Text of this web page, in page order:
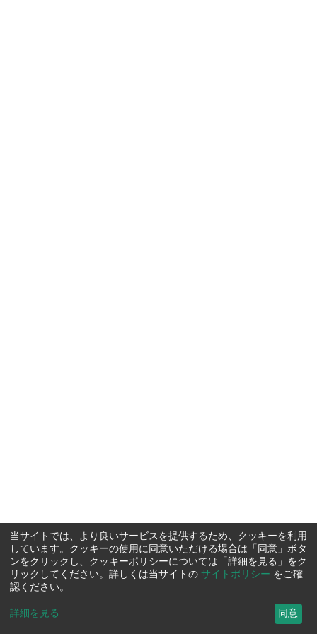
当サイトでは、より良いサービスを提供するため、クッキーを利用
しています。クッキーの使用に同意いただける場合は「同意」ボタ
ンをクリックし、クッキーポリシーについては「詳細を見る」をク
リックしてください。詳しくは当サイトの サイトポリシー をご確
認ください。
詳細を見る ... 同意